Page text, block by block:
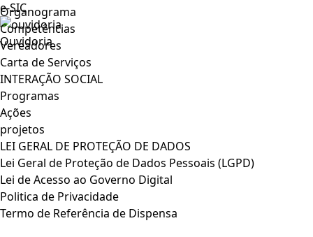
e-SIC
Ouvidoria
Organograma
Competências
Vereadores
Carta de Serviços
INTERAÇÃO SOCIAL
Programas
Ações
projetos
LEI GERAL DE PROTEÇÃO DE DADOS
Lei Geral de Proteção de Dados Pessoais (LGPD)
Lei de Acesso ao Governo Digital
Politica de Privacidade
Termo de Referência de Dispensa